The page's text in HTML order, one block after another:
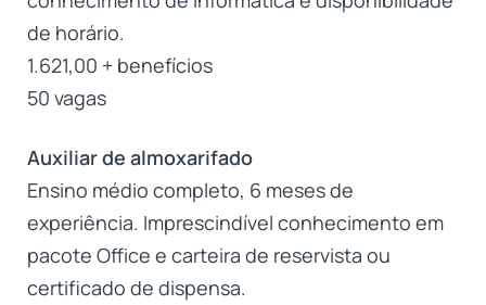
de horário.
1.621,00 + benefícios
50 vagas
Auxiliar de almoxarifado
Ensino médio completo, 6 meses de
experiência. Imprescindível conhecimento em
pacote Office e carteira de reservista ou
certificado de dispensa.